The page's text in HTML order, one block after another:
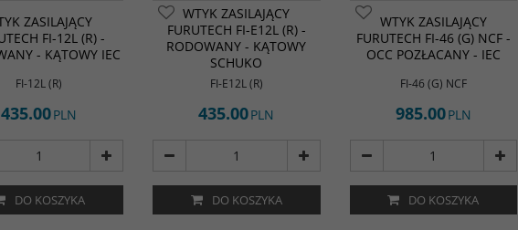
ZASILAJĄCY
FI-12L (R) -
- KĄTOWY IEC
FI-12L (R)
435.00PLN
DO KOSZYKA
WTYK ZASILAJĄCY
FURUTECH FI-E12L (R) -
RODOWANY - KĄTOWY
SCHUKO
FI-E12L (R)
435.00PLN
DO KOSZYKA
WTYK ZASILAJĄCY
FURUTECH FI-46 (G) NCF -
OCC POZŁACANY - IEC
FI-46 (G) NCF
985.00PLN
DO KOSZYKA